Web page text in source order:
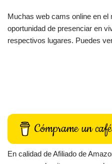
Muchas web cams online en el
oportunidad de presenciar en
respectivos lugares. Puedes
Cómprame un café
En calidad de Afiliado de